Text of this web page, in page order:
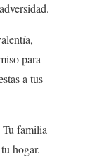
para
a tus
Tu familia
hogar.